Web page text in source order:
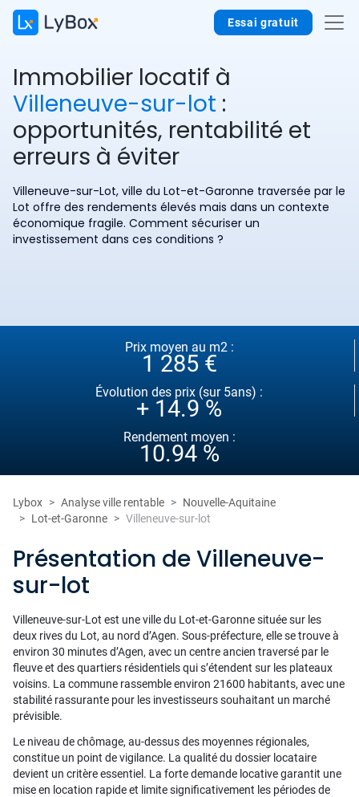
Essai gratuit
Immobilier locatif à
Villeneuve-sur-lot :
opportunités, rentabilité et
erreurs à éviter
Villeneuve-sur-Lot, ville du Lot-et-Garonne traversée par le
Lot offre des rendements élevés mais dans un contexte
économique fragile. Comment sécuriser un
investissement dans ces conditions ?
Prix moyen au m2 :
1 285 €
Évolution des prix (sur 5ans) :
+ 14.9 %
Rendement moyen :
10.94 %
Lybox Analyse ville rentable
Nouvelle-Aquitaine
Lot-et-Garonne
Villeneuve-sur-lot
Présentation de Villeneuve-
sur-lot
Villeneuve-sur-Lot est une ville du Lot-et-Garonne située sur les
deux rives du Lot, au nord d’Agen. Sous-préfecture, elle se trouve à
environ 30 minutes d’Agen, avec un centre ancien traversé par le
fleuve et des quartiers résidentiels qui s’étendent sur les plateaux
voisins. La commune rassemble environ 21600 habitants, avec une
stabilité rassurante pour les investisseurs souhaitant un marché
prévisible.
Le niveau de chômage, au-dessus des moyennes régionales,
constitue un point de vigilance. La qualité du dossier locataire
devient un critère essentiel. La forte demande locative garantit une
mise en location rapide et limite significativement les périodes de